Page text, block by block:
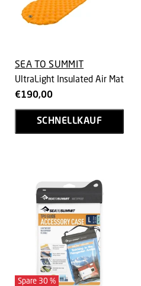
SEA TO SUMMIT
UltraLight Insulated Air Mat
€190,00
SCHNELLKAUF
Spare 30 %